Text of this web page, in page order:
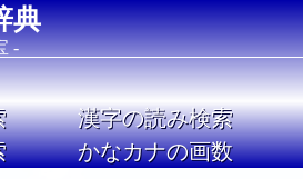
典
-
漢字の読み検索
かなカナの画数